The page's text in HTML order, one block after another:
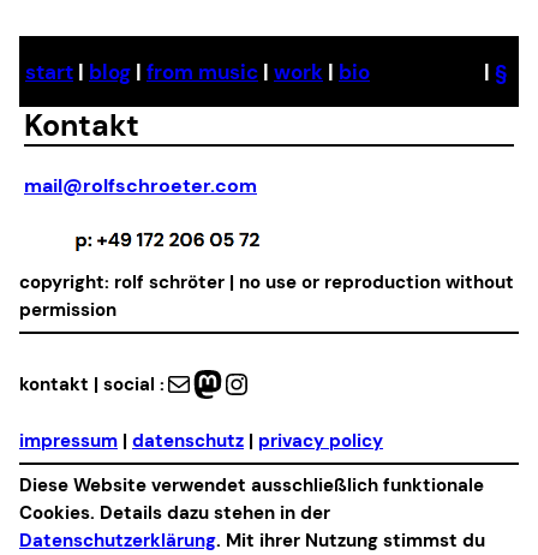
start | blog | from music | work | bio | §
Kontakt
mail@rolfschroeter.com
copyright: rolf schröter | no use or reproduction without
permission
kontakt | social : Mail Mastodon Instagram
impressum | datenschutz | privacy policy
Diese Website verwendet ausschließlich funktionale
Cookies. Details dazu stehen in der
Datenschutzerklärung. Mit ihrer Nutzung stimmst du